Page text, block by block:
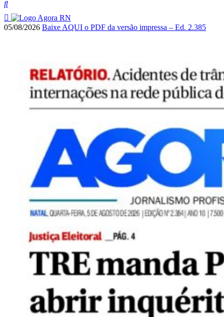
05/08/2026 Baixe AQUI o PDF da versão impressa – Ed. 2.385